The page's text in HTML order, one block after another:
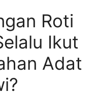
Roti
Ikut
Adat